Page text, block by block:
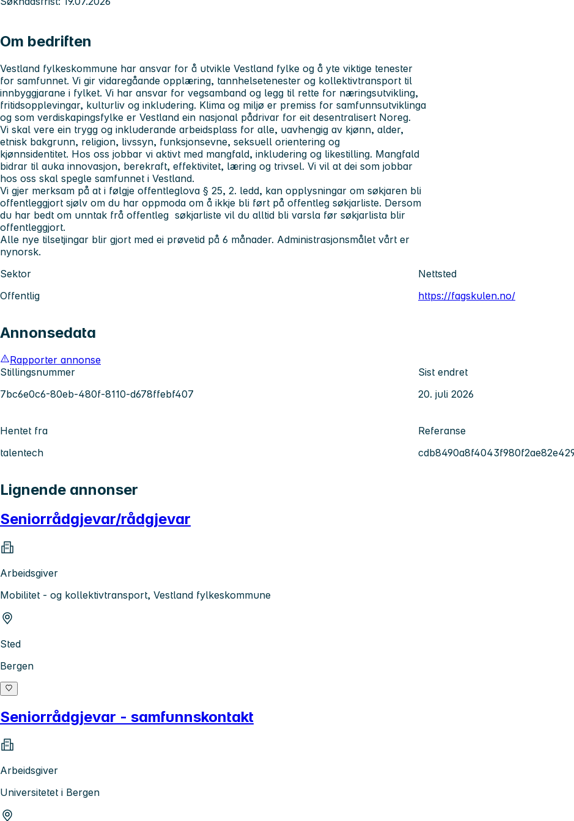
Om bedriften
Vestland fylkeskommune har ansvar for å utvikle Vestland fylke og å yte viktige tenester
for samfunnet. Vi gir vidaregåande opplæring, tannhelsetenester og kollektivtransport til
innbyggjarane i fylket. Vi har ansvar for vegsamband og legg til rette for næringsutvikling,
fritidsopplevingar, kulturliv og inkludering. Klima og miljø er premiss for samfunnsutviklinga
og som verdiskapingsfylke er Vestland ein nasjonal pådrivar for eit desentralisert Noreg.
Vi skal vere ein trygg og inkluderande arbeidsplass for alle, uavhengig av kjønn, alder,
etnisk bakgrunn, religion, livssyn, funksjonsevne, seksuell orientering og
kjønnsidentitet. Hos oss jobbar vi aktivt med mangfald, inkludering og likestilling. Mangfald
bidrar til auka innovasjon, berekraft, effektivitet, læring og trivsel. Vi vil at dei som jobbar
hos oss skal spegle samfunnet i Vestland.
Vi gjer merksam på at i følgje offentleglova § 25, 2. ledd, kan opplysningar om søkjaren bli
offentleggjort sjølv om du har oppmoda om å ikkje bli ført på offentleg søkjarliste. Dersom
du har bedt om unntak frå offentleg søkjarliste vil du alltid bli varsla før søkjarlista blir
offentleggjort.
Alle nye tilsetjingar blir gjort med ei prøvetid på 6 månader. Administrasjonsmålet vårt er
nynorsk.
Sektor
Offentlig
Nettsted
https://fagskulen.no/
Annonsedata
Rapporter annonse
Stillingsnummer
7bc6e0c6-80eb-480f-8110-d678ffebf407
Sist endret
20. juli 2026
Hentet fra
talentech
Referanse
Lignende annonser
Seniorrådgjevar/rådgjevar
Arbeidsgiver
Mobilitet - og kollektivtransport, Vestland fylkeskommune
Sted
Bergen
Seniorrådgjevar - samfunnskontakt
Arbeidsgiver
Universitetet i Bergen